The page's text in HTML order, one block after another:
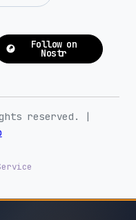
Follow on
Nostr
reserved. |